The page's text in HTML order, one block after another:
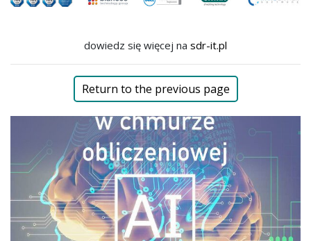
dowiedz się więcej na sdr-it.pl
Return to the previous page